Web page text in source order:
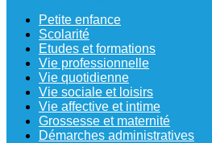
Petite enfance
Scolarité
Etudes et formations
Vie professionnelle
Vie quotidienne
Vie sociale et loisirs
Vie affective et intime
Grossesse et maternité
Démarches administratives